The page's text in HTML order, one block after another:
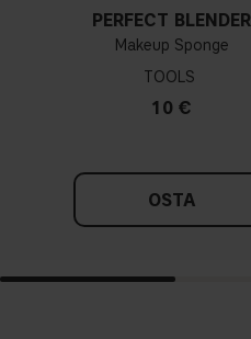
PERFECT BLENDER
Makeup Sponge
TOOLS
10 €
OSTA